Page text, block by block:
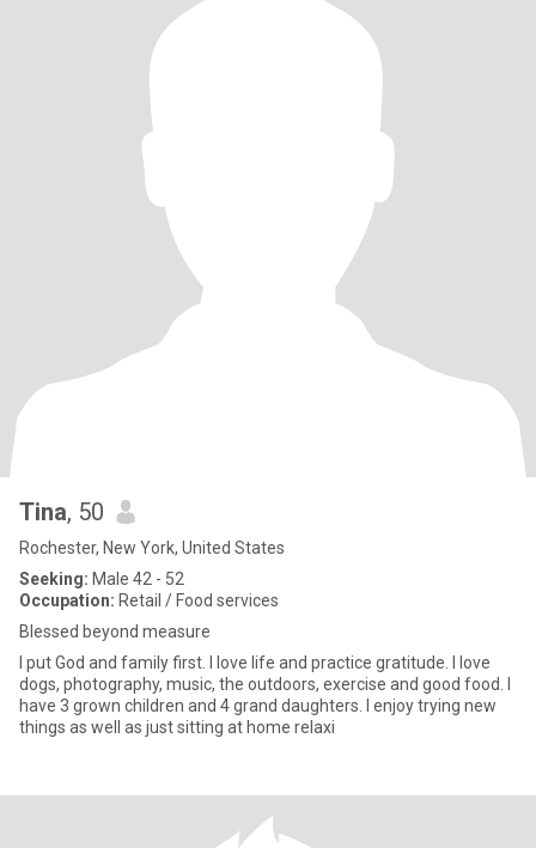
Tina, 50
Rochester, New York, United States
Seeking: Male 42 - 52
Occupation: Retail / Food services
Blessed beyond measure
I put God and family first. I love life and practice gratitude. I love
dogs, photography, music, the outdoors, exercise and good food. I
have 3 grown children and 4 grand daughters. I enjoy trying new
things as well as just sitting at home relaxi